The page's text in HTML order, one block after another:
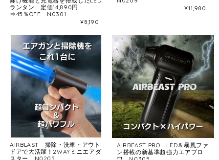
ランタン 定価14,890円
⇒45％OFF N0301
¥8,190
¥11,980
AIRBLAST 掃除・洗車・アウト
ドアで大活躍！2WAYミニエアダ
スター N0205
AIRBEAST PRO LED＆暴風ファ
ン搭載の新基準超強力エアブロ